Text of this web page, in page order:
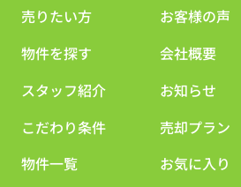
売りたい方
物件を探す
スタッフ紹介
こだわり条件
物件一覧
お客様の声
会社概要
お知らせ
売却プラン
お気に入り